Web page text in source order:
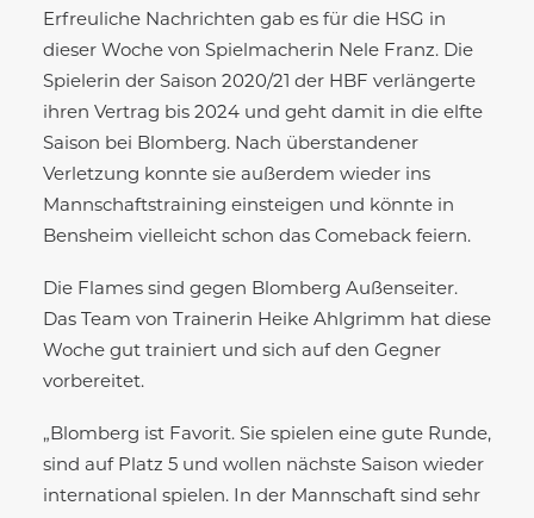
Erfreuliche Nachrichten gab es für die HSG in
dieser Woche von Spielmacherin Nele Franz. Die
Spielerin der Saison 2020/21 der HBF verlängerte
ihren Vertrag bis 2024 und geht damit in die elfte
Saison bei Blomberg. Nach überstandener
Verletzung konnte sie außerdem wieder ins
Mannschaftstraining einsteigen und könnte in
Bensheim vielleicht schon das Comeback feiern.
Die Flames sind gegen Blomberg Außenseiter.
Das Team von Trainerin Heike Ahlgrimm hat diese
Woche gut trainiert und sich auf den Gegner
vorbereitet.
„Blomberg ist Favorit. Sie spielen eine gute Runde,
sind auf Platz 5 und wollen nächste Saison wieder
international spielen. In der Mannschaft sind sehr